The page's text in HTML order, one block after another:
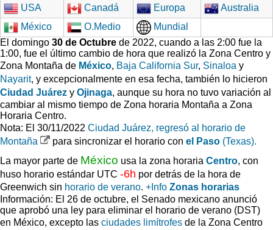
USA
Canadá Europa
Australia
México
O.Medio
Mundial
El domingo 30 de Octubre de 2022, cuando a las 2:00 fue la
1:00, fue el último cambio de hora que realizó la Zona Centro y
Zona Montaña de México, Baja California Sur, Sinaloa y
Nayarit, y excepcionalmente en esa fecha, también lo hicieron
Ciudad Juárez y Ojinaga, aunque su hora no tuvo variación al
cambiar al mismo tiempo de Zona horaria Montaña a Zona
Horaria Centro.
Nota: El 30/11/2022 Ciudad Juárez, regresó al horario de
Montaña
para sincronizar el horario con el Paso (Texas).
La mayor parte de México usa la zona horaria Centro, con
huso horario estándar UTC -6h por detrás de la hora de
Greenwich sin horario de verano. +Info Zonas horarias
Información: El 26 de octubre, el Senado mexicano anunció
que aprobó una ley para eliminar el horario de verano (DST)
en México, excepto las ciudades limítrofes de la Zona Centro